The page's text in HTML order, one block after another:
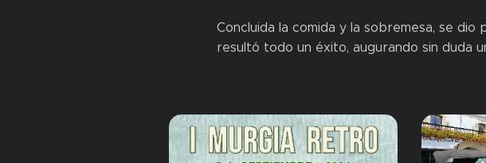
Concluida la comida y la sobremesa, se
resultó todo un éxito, augurando sin duda